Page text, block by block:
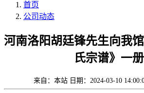
首页
公司动态
河南洛阳胡廷锋先生向我
氏宗谱》一册
来自：本站 日期：2024-03-10